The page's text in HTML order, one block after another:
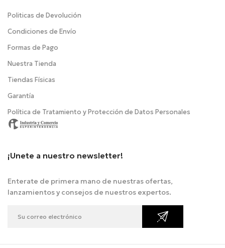
Politicas de Devolución
Condiciones de Envío
Formas de Pago
Nuestra Tienda
Tiendas Físicas
Garantía
Política de Tratamiento y Protección de Datos Personales
¡Unete a nuestro newsletter!
Enterate de primera mano de nuestras ofertas,
lanzamientos y consejos de nuestros expertos.